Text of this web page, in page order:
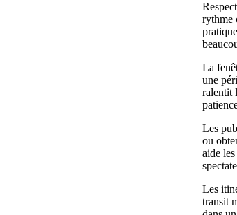
rythme
La
une
ralentit
Les
ou
aide
Les
transit